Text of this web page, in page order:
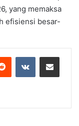
yang memaksa
efisiensi besar-
Reddit VKontakteShare via Email